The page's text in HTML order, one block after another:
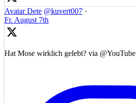
Avatar Dete @kuvert007 ·
Fr. August 7th
Hat Mose wirklich gelebt? via @YouTube